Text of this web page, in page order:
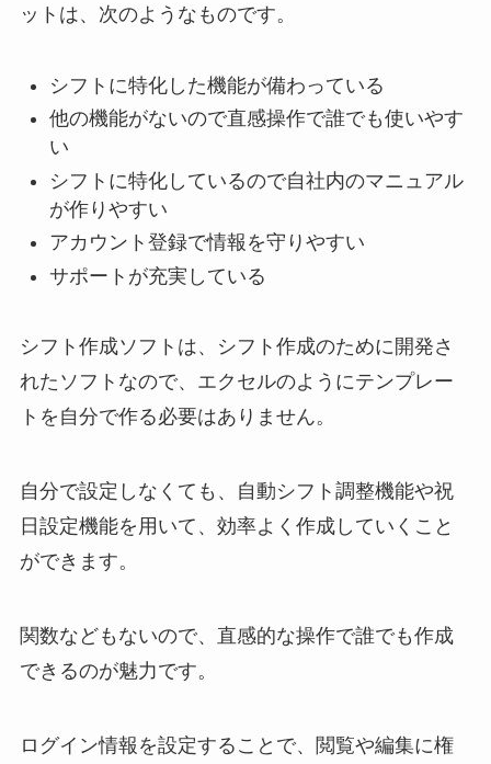
ットは、次のようなものです。
シフトに特化した機能が備わっている
他の機能がないので直感操作で誰でも使いやす
い
シフトに特化しているので自社内のマニュアル
が作りやすい
アカウント登録で情報を守りやすい
サポートが充実している
シフト作成ソフトは、シフト作成のために開発さ
れたソフトなので、エクセルのようにテンプレー
トを自分で作る必要はありません。
自分で設定しなくても、自動シフト調整機能や祝
日設定機能を用いて、効率よく作成していくこと
ができます。
関数などもないので、直感的な操作で誰でも作成
できるのが魅力です。
ログイン情報を設定することで、閲覧や編集に権